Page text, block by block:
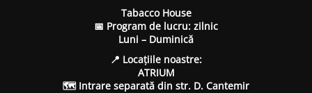
Tabacco House
📅 Program de lucru: zilnic
Luni – Duminică
📍 Locațiile noastre:
ATRIUM
🗺 Intrare separată din str. D. Cantemir